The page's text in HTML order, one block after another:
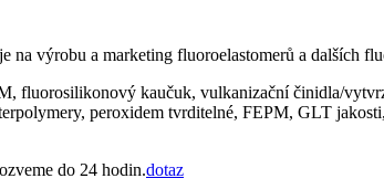
výrobu a marketing fluoroelastomerů a dalších
fluorosilikonový kaučuk, vulkanizační činidla/
peroxidem tvrditelné, FEPM, GLT
do 24 hodin.dotaz